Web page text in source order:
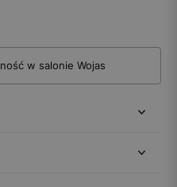
w salonie Wojas